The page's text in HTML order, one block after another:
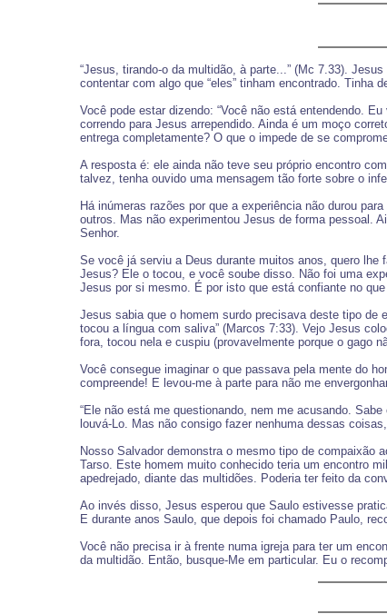
“Jesus, tirando-o da multidão, à parte...” (Mc 7.33).
contentar com algo que “eles” tinham encontrado.
Você pode estar dizendo: “Você não está entendendo.
correndo para Jesus arrependido. Ainda é um moço
entrega completamente? O que o impede de se
A resposta é: ele ainda não teve seu próprio encontro
talvez, tenha ouvido uma mensagem tão forte sobre o
Há inúmeras razões por que a experiência não durou
outros. Mas não experimentou Jesus de forma pessoal.
Senhor.
Se você já serviu a Deus durante muitos anos, quero lhe
Jesus? Ele o tocou, e você soube disso. Não foi uma
Jesus por si mesmo. É por isto que está confiante no
Jesus sabia que o homem surdo precisava deste tipo de
tocou a língua com saliva” (Marcos 7:33). Vejo Jesus
fora, tocou nela e cuspiu (provavelmente porque o gago
Você consegue imaginar o que passava pela mente do
compreende! E levou-me à parte para não me
“Ele não está me questionando, nem me acusando.
louvá-Lo. Mas não consigo fazer nenhuma dessas
Nosso Salvador demonstra o mesmo tipo de compaixão
Tarso. Este homem muito conhecido teria um encontro
apedrejado, diante das multidões. Poderia ter feito da
Ao invés disso, Jesus esperou que Saulo estivesse
E durante anos Saulo, que depois foi chamado Paulo,
Você não precisa ir à frente numa igreja para ter um
da multidão. Então, busque-Me em particular. Eu o